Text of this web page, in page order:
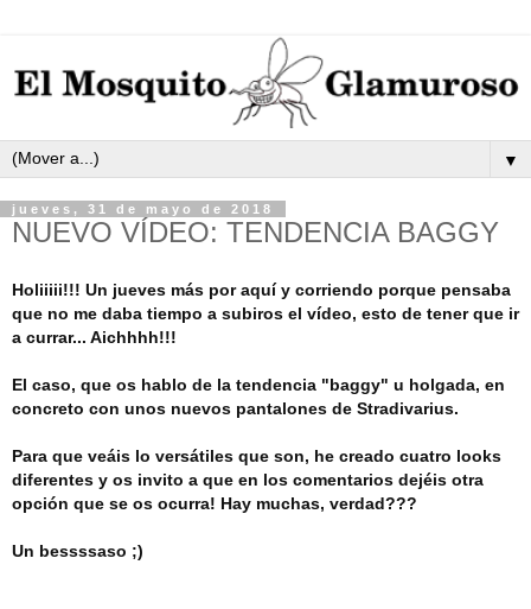
▼
jueves, 31 de mayo de 2018
NUEVO VÍDEO: TENDENCIA BAGGY
Holiiiii!!! Un jueves más por aquí y corriendo porque pensaba
que no me daba tiempo a subiros el vídeo, esto de tener que ir
a currar... Aichhhh!!!
El caso, que os hablo de la tendencia "baggy" u holgada, en
concreto con unos nuevos pantalones de Stradivarius.
Para que veáis lo versátiles que son, he creado cuatro looks
diferentes y os invito a que en los comentarios dejéis otra
opción que se os ocurra! Hay muchas, verdad???
Un bessssaso ;)